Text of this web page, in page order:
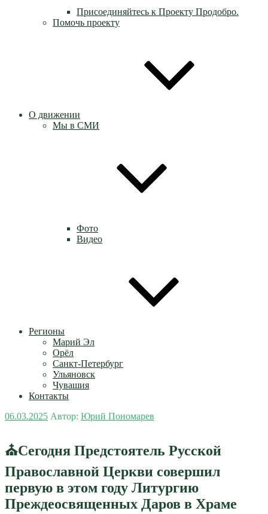
Присоединяйтесь к Проекту Продобро.
Помочь проекту
О движении
Мы в СМИ
Фото
Видео
Регионы
Марий Эл
Орёл
Санкт-Петербург
Ульяновск
Чувашия
Контакты
Опубликовано
06.03.2025 Автор: Юрий Пономарев
⛪Сегодня Предстоятель Русской
Православной Церкви совершил
первую в этом году Литургию
Преждеосвященных Даров в Храме